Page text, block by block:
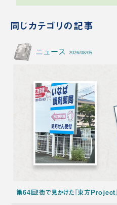
同じカテゴリの記事
ニュース 2026/08/05
第64回！街で見かけた『東方Project』